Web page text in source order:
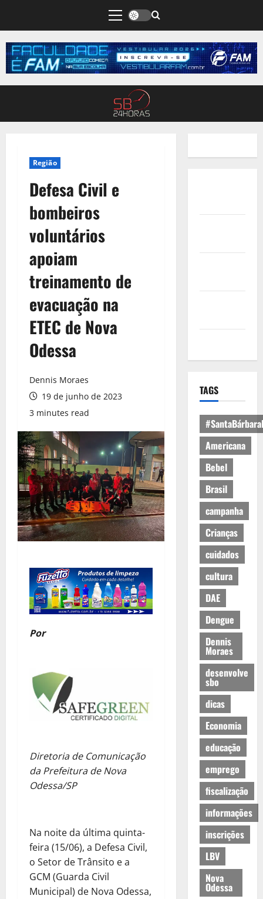
Região
Defesa Civil e
bombeiros
voluntários
apoiam
treinamento de
evacuação na
ETEC de Nova
Odessa
Dennis Moraes
19 de junho de 2023
3 minutes read
Por
Diretoria de Comunicação
da Prefeitura de Nova
Odessa/SP
Na noite da última quinta-
feira (15/06), a Defesa Civil,
o Setor de Trânsito e a
GCM (Guarda Civil
Municipal) de Nova Odessa,
TAGS
Americana
Bebel
Brasil
campanha
Crianças
cuidados
cultura
DAE
Dengue
Dennis
Moraes
desenvolve
sbo
dicas
Economia
educação
emprego
fiscalização
informações
inscrições
LBV
Nova
Odessa